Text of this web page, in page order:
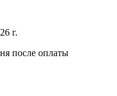
г.
после оплаты